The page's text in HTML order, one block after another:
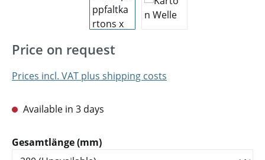
Price on request
Prices incl. VAT plus shipping costs
Available in 3 days
Select
Gesamtlänge (mm)